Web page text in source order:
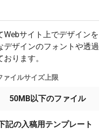
サイト上でデザインを
ザインのフォントや透過
ります。
ァイルサイズ上限
50MB以下のファイル
記の入稿用テンプレート